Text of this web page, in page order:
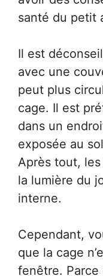
santé du petit
Il est
avec une
peut plus
cage. Il est
dans un
exposée au
Après tout,
la lumière du
interne.
Cependant,
que la cage
fenêtre.